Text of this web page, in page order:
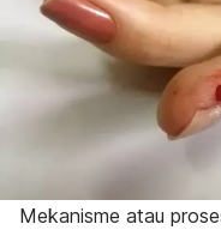
Mekanisme atau